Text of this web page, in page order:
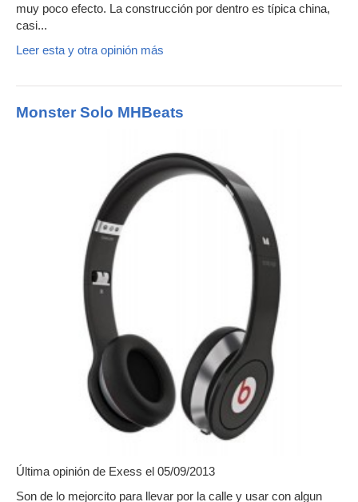
muy poco efecto. La construcción por dentro es típica china,
casi...
Leer esta y otra opinión más
Monster Solo MHBeats
Última opinión de Exess el 05/09/2013
Son de lo mejorcito para llevar por la calle y usar con algun